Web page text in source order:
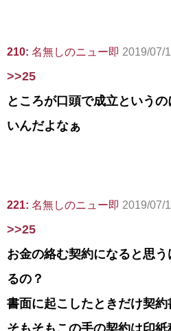
210: 名無しのニュー即 2019/07/
>>25
ところが口頭で成立という
いんだよなぁ
221: 名無しのニュー即 2019/07/
>>25
お金の絡む契約になると思
るの？
書面に起こしたときだけ契